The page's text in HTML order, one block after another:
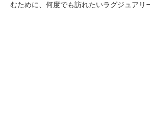
むために、何度でも訪れたいラグジュアリ